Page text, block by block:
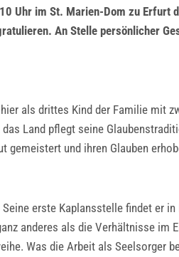
Uhr im St. Marien-Dom zu Erfurt
An Stelle persönlicher
als drittes Kind der Familie mit
Land pflegt seine
gemeistert und ihren Glauben
erste Kaplansstelle findet er
anderes als die Verhältnisse im
Was die Arbeit als Seelsorger